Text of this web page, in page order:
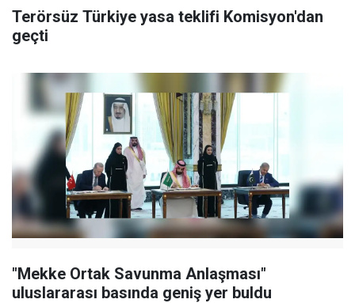
Terörsüz Türkiye yasa teklifi Komisyon'dan
geçti
"Mekke Ortak Savunma Anlaşması"
uluslararası basında geniş yer buldu